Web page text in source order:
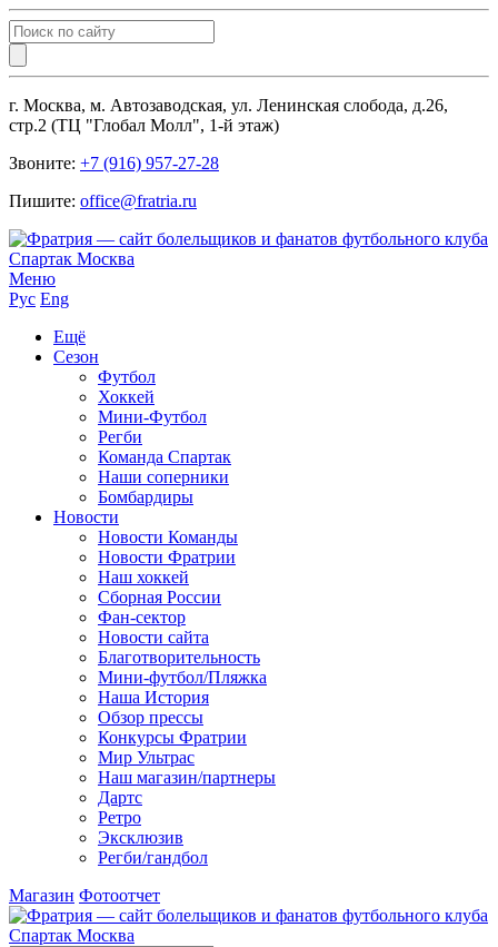
г. Москва, м. Автозаводская, ул. Ленинская слобода, д.26,
стр.2 (ТЦ "Глобал Молл", 1-й этаж)
Звоните: +7 (916) 957-27-28
Пишите: office@fratria.ru
Меню
Рус Eng
Ещё
Сезон
Футбол
Хоккей
Мини-Футбол
Регби
Команда Спартак
Наши соперники
Бомбардиры
Новости
Новости Команды
Новости Фратрии
Наш хоккей
Сборная России
Фан-cектор
Новости сайта
Благотворительность
Мини-футбол/Пляжка
Наша История
Обзор прессы
Конкурсы Фратрии
Мир Ультрас
Наш магазин/партнеры
Дартс
Ретро
Эксклюзив
Регби/гандбол
Магазин Фотоотчет